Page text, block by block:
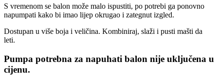
S vremenom se balon može malo ispustiti, po potrebi ga ponovno
napumpati kako bi imao lijep okrugao i zategnut izgled.
Dostupan u više boja i veličina. Kombiniraj, slaži i pusti mašti da
leti.
Pumpa potrebna za napuhati balon nije uključena u
cijenu.